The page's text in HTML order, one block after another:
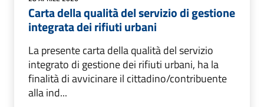
Carta della qualità del servizio di gestione
integrata dei rifiuti urbani
La presente carta della qualità del servizio
integrato di gestione dei rifiuti urbani, ha la
finalità di avvicinare il cittadino/contribuente
alla ind...